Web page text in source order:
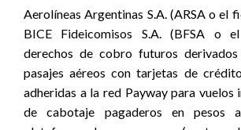
Aerolíneas Argentinas S.A. (ARSA o el
BICE Fideicomisos S.A. (BFSA o
derechos de cobro futuros
pasajes aéreos con tarjetas de
adheridas a la red Payway para vuelos
de cabotaje pagaderos en pesos